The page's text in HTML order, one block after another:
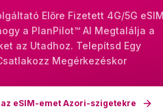
Előre Fizetett 4G/5G
a PlanPilot™ AI Megtalálja a
az Utadhoz. Telepítsd Egy
Megérkezéskor
eSIM-emet Azori-szigetekre